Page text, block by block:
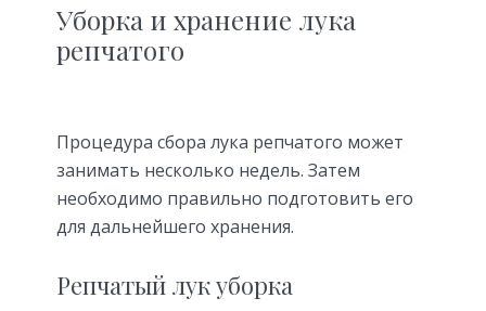
Уборка и хранение лука
репчатого
Процедура сбора лука репчатого может
занимать несколько недель. Затем
необходимо правильно подготовить его
для дальнейшего хранения.
Репчатый лук уборка